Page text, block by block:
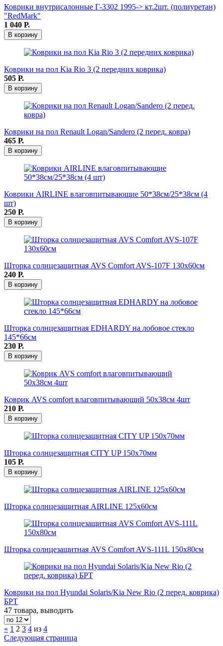
Коврики внутрисалонные Г-3302 1995-> кт.2шт. (полиуретан)
"RedMark"
1 040 Р.
В корзину
Коврики на пол Kia Rio 3 (2 передних коврика)
505 Р.
В корзину
Коврики на пол Renault Logan/Sandero (2 перед. ковра)
465 Р.
В корзину
Коврики AIRLINE влаговпитывающие 50*38см/25*38см (4
шт)
250 Р.
В корзину
Шторка солнцезащитная AVS Comfort AVS-107F 130х60см
240 Р.
В корзину
Шторка солнцезащитная EDHARDY на лобовое стекло
145*66см
230 Р.
В корзину
Коврик AVS comfort влаговпитывающий 50х38см 4шт
210 Р.
В корзину
Шторка солнцезащитная CITY UP 150х70мм
105 Р.
В корзину
Шторка солнцезащитная AIRLINE 125x60см
Шторка солнцезащитная AVS Comfort AVS-111L 150х80см
Коврики на пол Hyundai Solaris/Kia New Rio (2 перед. коврика)
БРТ
47 товара, выводить
« 1 2 3 4 из 4
Следующая страница